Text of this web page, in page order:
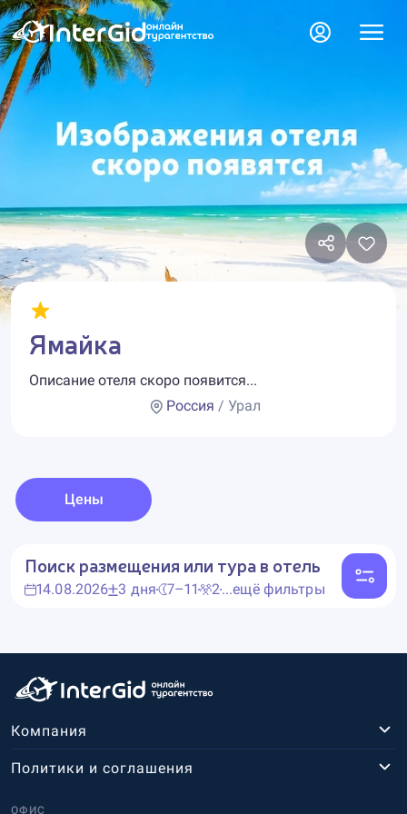
Ямайка
Описание отеля скоро появится...
Россия / Урал
Цены
Поиск размещения или тура в отель
14.08.2026 3 дня 7–11 2...ещё фильтры
Компания
ОФИС
Политики и соглашения